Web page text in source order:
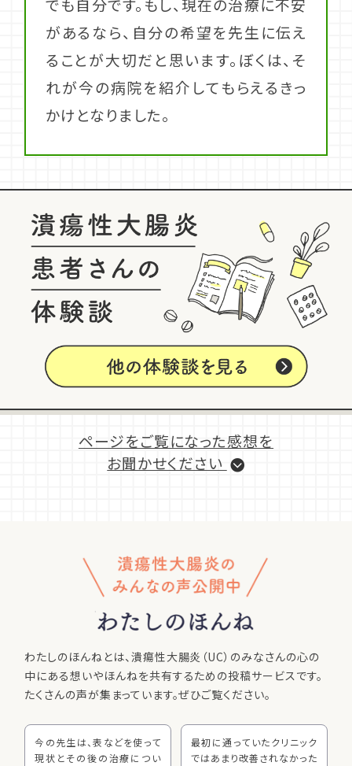
でも自分です。もし、現在の治療に不安
があるなら、自分の希望を先生に伝え
ることが大切だと思います。ぼくは、そ
れが今の病院を紹介してもらえるきっ
かけとなりました。
ページをご覧になった感想を
お聞かせください
わたしのほんねとは、潰瘍性大腸炎（UC）のみなさんの心の
中にある想いやほんねを共有するための投稿サービスです。
たくさんの声が集まっています。ぜひご覧ください。
今の先生は、表などを使って
現状とその後の治療につい
最初に通っていたクリニック
ではあまり改善されなかった